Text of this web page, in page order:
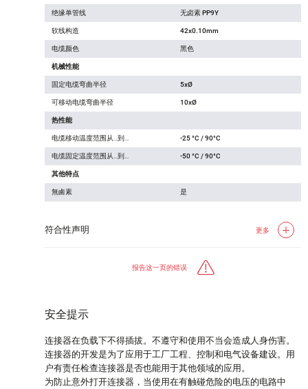
绝缘单管线 无卤素 PP9Y
软线构造 42x0.10mm
电缆颜色 黑色
机械性能
固定电缆弯曲半径 5xØ
可移动电缆弯曲半径 10xØ
热性能
电缆移动温度范围从…到… -25 °C / 90°C
电缆固定温度范围从…到… -50 °C / 90°C
其他特点
無鹵素 是
符合性声明 更多
报告这一页的错误
安全提示
连接器在负载下不得插拔。不遵守和使用不当会造成人身伤害。
连接器的开发是为了应用于工厂工程、控制和电气设备建设。用
户有责任检查连接器是否也能用于其他领域的应用。
为防止意外打开连接器，当使用在有触碰危险的电压的电路中